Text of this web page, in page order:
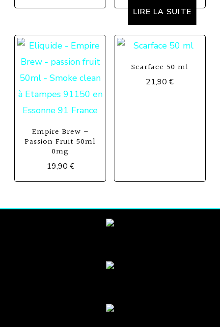
Les
options
peuvent
être
choisies
sur
la
page
du
LIRE LA SUITE
Empire Brew –
Passion Fruit 50ml
0mg
19,90 €
Scarface 50 ml
21,90€